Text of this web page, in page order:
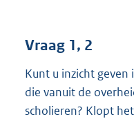
Vraag 1, 2
Kunt u inzicht
die vanuit de
scholieren? Klopt